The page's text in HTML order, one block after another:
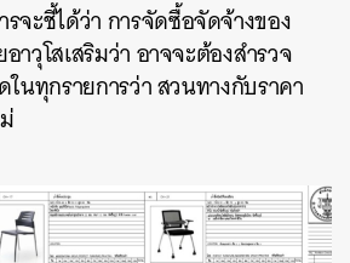
รจะชี้ได้ว่า การจัดซื้อจัดจ้างของ
วุโสเสริมว่า อาจจะต้องสำรวจ
ในทุกรายการว่า สวนทางกับราคา